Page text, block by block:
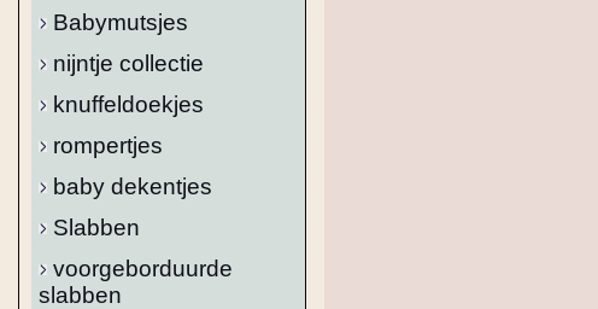
Babymutsjes
nijntje collectie
knuffeldoekjes
rompertjes
baby dekentjes
Slabben
voorgeborduurde
slabben